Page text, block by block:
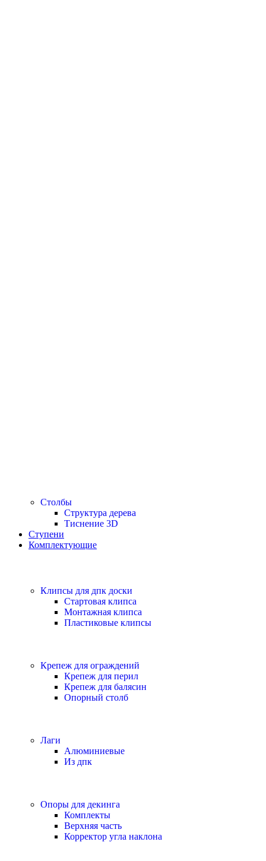
Столбы
Структура дерева
Тиснение 3D
Ступени
Комплектующие
Клипсы для дпк доски
Стартовая клипса
Монтажная клипса
Пластиковые клипсы
Крепеж для ограждений
Крепеж для перил
Крепеж для балясин
Опорный столб
Лаги
Алюминиевые
Из дпк
Опоры для декинга
Комплекты
Верхняя часть
Корректор угла наклона